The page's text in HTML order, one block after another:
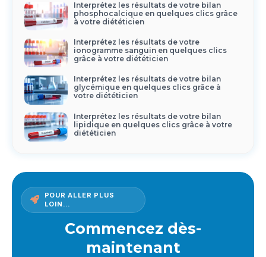
Interprétez les résultats de votre bilan
phosphocalcique en quelques clics grâce
à votre diététicien
Interprétez les résultats de votre
ionogramme sanguin en quelques clics
grâce à votre diététicien
Interprétez les résultats de votre bilan
glycémique en quelques clics grâce à
votre diététicien
Interprétez les résultats de votre bilan
lipidique en quelques clics grâce à votre
diététicien
POUR ALLER PLUS
LOIN…
Commencez dès-
maintenant